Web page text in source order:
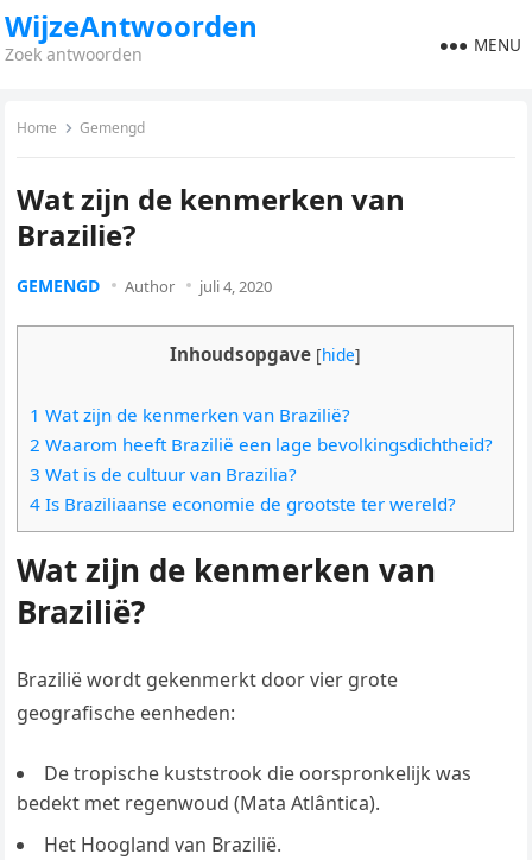
WijzeAntwoorden
Zoek antwoorden MENU
Home Gemengd
Wat zijn de kenmerken van
Brazilie?
GEMENGD Author juli 4, 2020
Inhoudsopgave [hide]
1 Wat zijn de kenmerken van Brazilië?
2 Waarom heeft Brazilië een lage bevolkingsdichtheid?
3 Wat is de cultuur van Brazilia?
4 Is Braziliaanse economie de grootste ter wereld?
Wat zijn de kenmerken van
Brazilië?
Brazilië wordt gekenmerkt door vier grote
geografische eenheden:
De tropische kuststrook die oorspronkelijk was
bedekt met regenwoud (Mata Atlântica).
Het Hoogland van Brazilië.